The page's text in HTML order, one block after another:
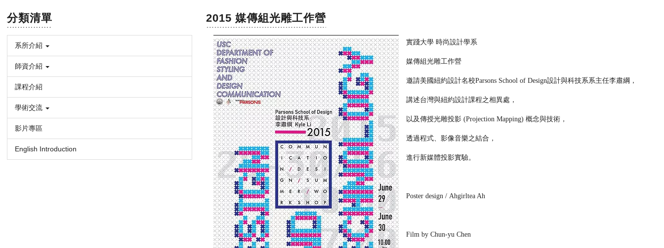
分類清單
系所介紹
師資介紹
課程介紹
學術交流
影片專區
English Introduction
2015 媒傳組光雕工作營
實踐大學 時尚設計學系
媒傳組光雕工作營
邀請美國紐約設計名校Parsons School of Design設計與科技系系主任李肅綱，
講述台灣與紐約設計課程之相異處，
以及傳授光雕投影 (Projection Mapping) 概念與技術，
透過程式、影像音樂之結合，
進行新媒體投影實驗。
Poster design / Ahgirltea Ah
Film by Chun-yu Chen